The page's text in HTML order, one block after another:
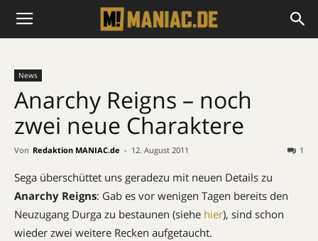
News
Anarchy Reigns – noch
zwei neue Charaktere
Von Redaktion MANIAC.de - 12. August 2011 1
Sega überschüttet uns geradezu mit neuen Details zu
Anarchy Reigns: Gab es vor wenigen Tagen bereits den
Neuzugang Durga zu bestaunen (siehe hier), sind schon
wieder zwei weitere Recken aufgetaucht.